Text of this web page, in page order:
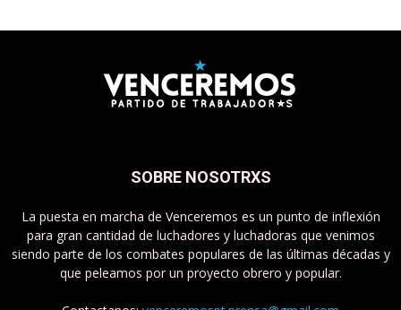
SOBRE NOSOTRXS
La puesta en marcha de Venceremos es un punto de inflexión
para gran cantidad de luchadores y luchadoras que venimos
siendo parte de los combates populares de las últimas décadas y
que peleamos por un proyecto obrero y popular.